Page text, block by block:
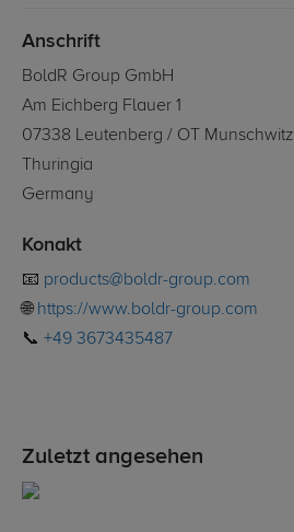
Anschrift
BoldR Group GmbH
Am Eichberg Flauer 1
07338 Leutenberg / OT Munschwitz
Thuringia
Germany
Konakt
📧 products@boldr-group.com
🌐 https://www.boldr-group.com
📞 +49 3673435487
Zuletzt angesehen